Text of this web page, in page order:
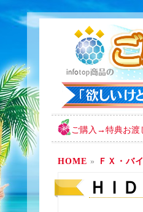
ご購入→特典お渡
HOME » ＦＸ・バ
ＨＩ